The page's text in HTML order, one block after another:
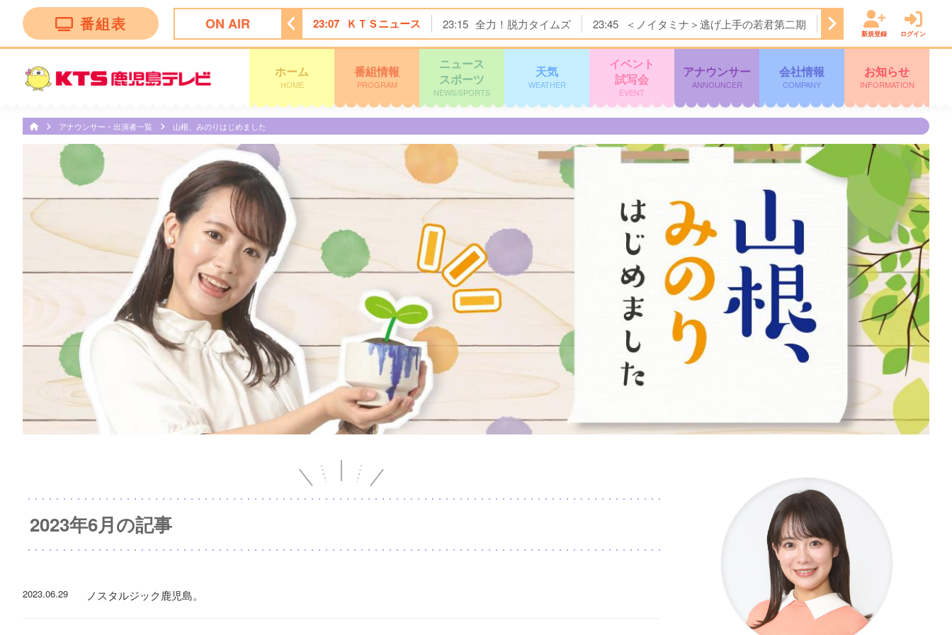
番組表 ON AIR
かまいたちの瞬間回答！〜６０秒でお悩み解決〜 23:07 ＫＴＳニュース 23:15 全力！脱力タイムズ 23:45 ＜ノイタミナ＞逃げ上手の若君第二期 24:15 ＦＮＮ Ｌｉｖ
新規登録 ログイン
ホーム
HOME
番組情報
PROGRAM
ニュース
スポーツ
NEWS/SPORTS
天気
WEATHER
イベント
試写会
EVENT
アナウンサー
ANNOUNCER
会社情報
COMPANY
お知らせ
INFORMATION
アナウンサー・出演者一覧 山根、みのりはじめました
2023年6月の記事
2023.06.29 ノスタルジック鹿児島。